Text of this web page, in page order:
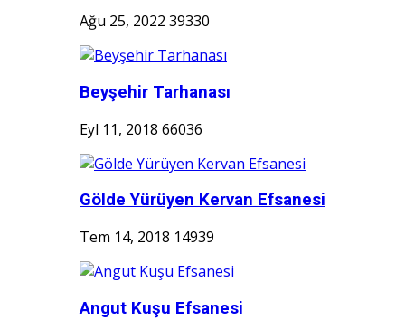
Ağu 25, 2022 39330
Beyşehir Tarhanası
Eyl 11, 2018 66036
Gölde Yürüyen Kervan Efsanesi
Tem 14, 2018 14939
Angut Kuşu Efsanesi